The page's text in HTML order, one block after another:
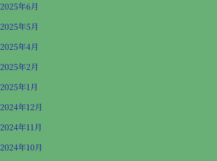
2025年6月
2025年5月
2025年4月
2025年2月
2025年1月
2024年12月
2024年11月
2024年10月